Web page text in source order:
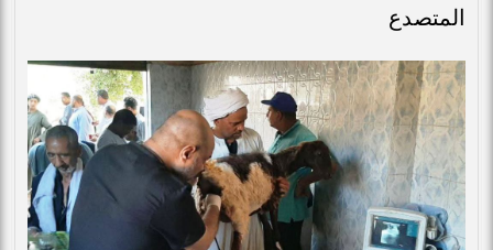
المتصدع